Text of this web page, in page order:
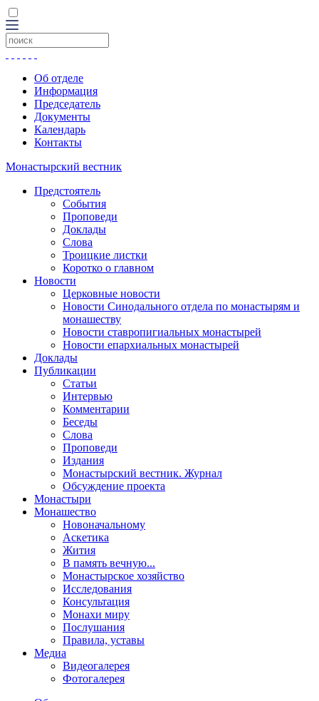
Об отделе
Информация
Председатель
Документы
Календарь
Контакты
Монастырский вестник
Предстоятель
События
Проповеди
Доклады
Слова
Троицкие листки
Коротко о главном
Новости
Церковные новости
Новости Синодального отдела по монастырям и
монашеству
Новости ставропигиальных монастырей
Новости епархиальных монастырей
Доклады
Публикации
Статьи
Интервью
Комментарии
Беседы
Слова
Проповеди
Издания
Монастырский вестник. Журнал
Обсуждение проекта
Монастыри
Монашество
Новоначальному
Аскетика
Жития
В память вечную...
Монастырское хозяйство
Исследования
Консультация
Монахи миру
Послушания
Правила, уставы
Медиа
Видеогалерея
Фотогалерея